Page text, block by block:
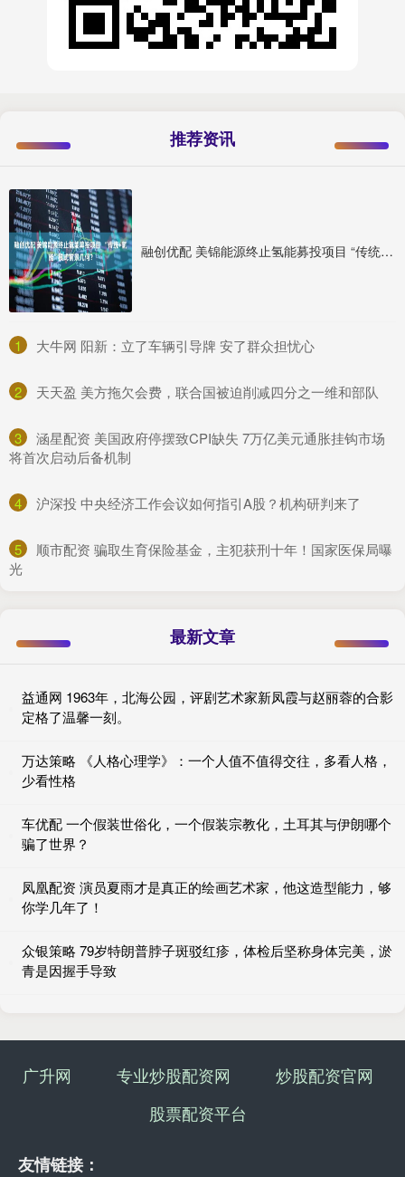
推荐资讯
融创优配 美锦能源终止氢能募投项目 “传统+氢能”模式前景几何？
1 ​大牛网 阳新：立了车辆引导牌 安了群众担忧心
2 ​天天盈 美方拖欠会费，联合国被迫削减四分之一维和部队
3
​涵星配资 美国政府停摆致CPI缺失 7万亿美元通胀挂钩市场
将首次启动后备机制
4 ​沪深投 中央经济工作会议如何指引A股？机构研判来了
5
​顺市配资 骗取生育保险基金，主犯获刑十年！国家医保局曝
光
最新文章
益通网 1963年，北海公园，评剧艺术家新凤霞与赵丽蓉的合影
定格了温馨一刻。
万达策略 《人格心理学》：一个人值不值得交往，多看人格，
少看性格
车优配 一个假装世俗化，一个假装宗教化，土耳其与伊朗哪个
骗了世界？
凤凰配资 演员夏雨才是真正的绘画艺术家，他这造型能力，够
你学几年了！
众银策略 79岁特朗普脖子斑驳红疹，体检后坚称身体完美，淤
青是因握手导致
广升网 专业炒股配资网
炒股配资官网
股票配资平台
友情链接：